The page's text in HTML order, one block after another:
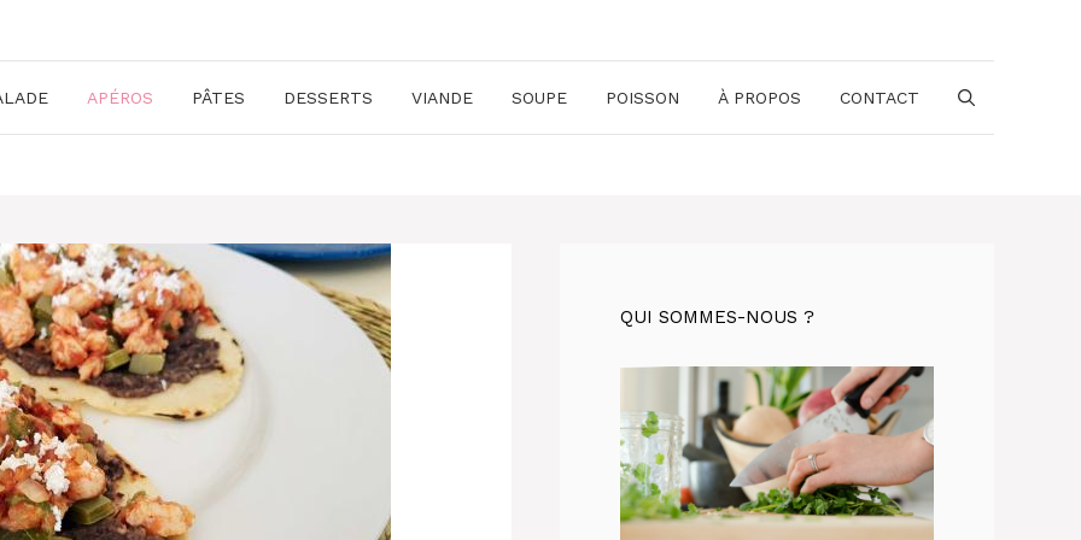
APÉROS PÂTES DESSERTS VIANDE SOUPE POISSON À PROPOS CONTACT
QUI SOMMES-NOUS ?